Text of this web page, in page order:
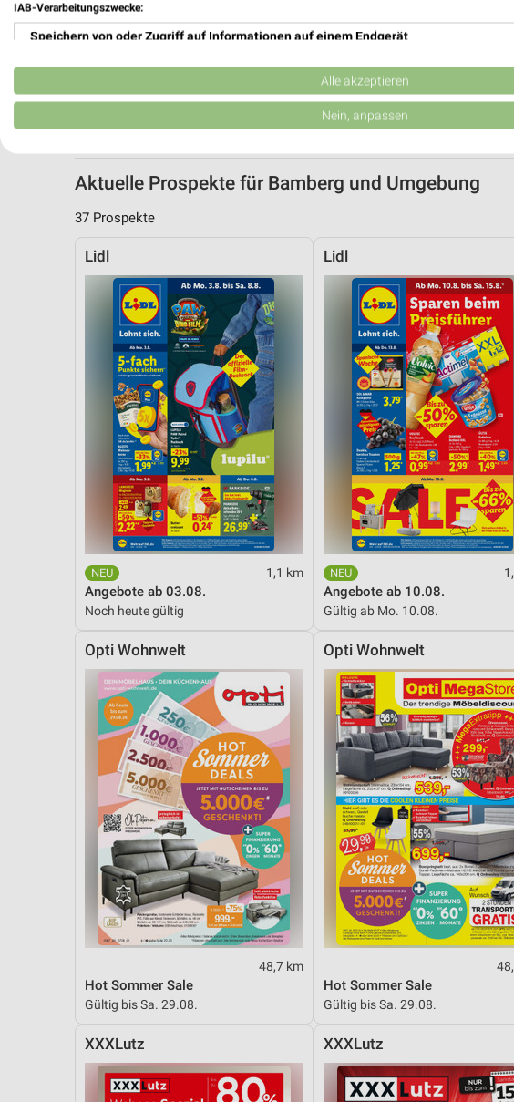
Aktuelle Prospekte für Bamberg und Umgebung
37 Prospekte
Lidl
1,1 km
Angebote ab 03.08.
Noch heute gültig
Lidl
Angebote ab 10.08.
Gültig ab Mo. 10.08.
Opti Wohnwelt
48,7 km
Hot Sommer Sale
Gültig bis Sa. 29.08.
Opti Wohnwelt
Hot Sommer Sale
Gültig bis Sa. 29.08.
XXXLutz XXXLutz
IAB-Verarbeitungszwecke:
Speichern von oder Zugriff auf Informationen auf einem Endgerät
Verwendung reduzierter Daten zur Auswahl von Werbeanzeigen
Erstellung von Profilen für personalisierte Werbung
Erstellung von Profilen zur Personalisierung von Inhalten
Verwendung von Profilen zur Auswahl personalisierter Inhalte
Messung der Werbeleistung
Messung der Performance von Inhalten
Analyse von Zielgruppen durch Statistiken oder Kombinationen von Daten aus
Entwicklung und Verbesserung der Angebote
Verwendung reduzierter Daten zur Auswahl von Inhalten
Verwendung genauer Standortdaten
Geräte anhand von aktiv angeforderten Informationen identifizieren
Nicht-IAB-Verarbeitungszwecke:
Notwendig
Performance
Funktional
Alle akzeptieren
Nein, anpassen